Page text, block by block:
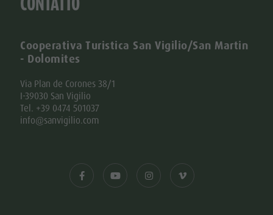
Cooperativa Turistica San Vigilio/San Martin
- Dolomites
Via Plan de Corones 38/1
I-39030 San Vigilio
Tel. +39 0474 501037
info@sanvigilio.com